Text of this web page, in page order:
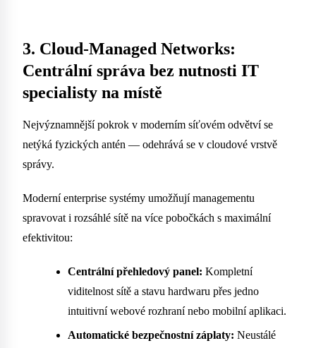
3. Cloud-Managed Networks:
Centrální správa bez nutnosti IT
specialisty na místě
Nejvýznamnější pokrok v moderním síťovém odvětví se
netýká fyzických antén — odehrává se v cloudové vrstvě
správy.
Moderní enterprise systémy umožňují managementu
spravovat i rozsáhlé sítě na více pobočkách s maximální
efektivitou:
Centrální přehledový panel: Kompletní
viditelnost sítě a stavu hardwaru přes jedno
intuitivní webové rozhraní nebo mobilní aplikaci.
Automatické bezpečnostní záplaty: Neustálé